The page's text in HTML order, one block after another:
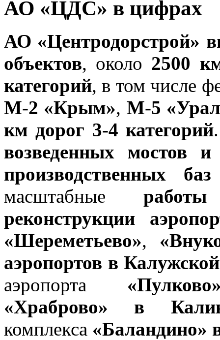
АО «ЦДС» в цифрах
АО «Центродорстрой»
объектов, около 2500
категорий, в том числе
М-2 «Крым», М-5
км дорог 3-4 категорий
возведенных мостов и
производственных
масштабные
реконструкции
«Шереметьево»,
аэропортов в
аэропорта
«Храброво» в
комплекса «Баландино»